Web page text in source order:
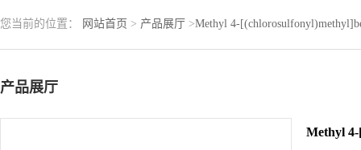
您当前的位置： 网站首页 > 产品展厅 >Methyl 4-
产品展厅
Methyl 4-